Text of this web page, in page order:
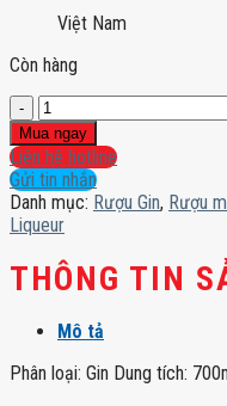
Việt Nam
Còn hàng
Gin
Saigon
Baigur
số
lượng
Mua ngay
Liên hệ hotline
Gửi tin nhắn
Danh mục: Rượu Gin, Rượu
Liqueur
THÔNG TIN
Mô tả
Phân loại: Gin Dung tích: